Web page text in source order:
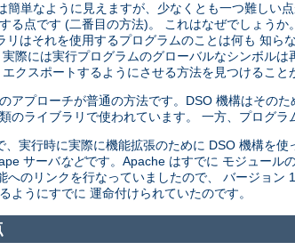
簡単なように見えますが、少なくとも一つ難しい
る点です (二番目の方法)。 これはなぜでしょう
リはそれを使用するプログラムのことは何も 知
際には実行プログラムのグローバルなシンボル
クスポートするようにさせる方法を見つけるこ
アプローチが普通の方法です。DSO 機構はその
のライブラリで使われています。 一方、プログ
、実行時に実際に機能拡張のために DSO 機構を
サーバなどです。Apache はすでに モジュール
へのリンクを行なっていましたので、 バージョ
ようにすでに 運命付けられていたのです。